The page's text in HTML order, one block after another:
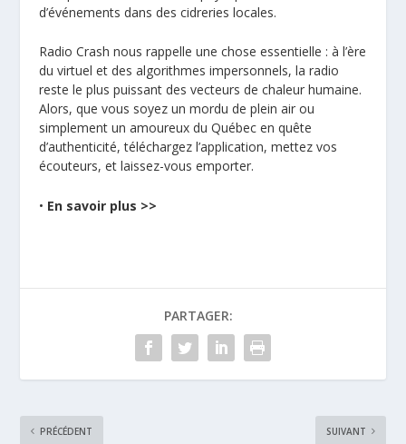
d’événements dans des cidreries locales.
Radio Crash nous rappelle une chose essentielle : à l’ère
du virtuel et des algorithmes impersonnels, la radio
reste le plus puissant des vecteurs de chaleur humaine.
Alors, que vous soyez un mordu de plein air ou
simplement un amoureux du Québec en quête
d’authenticité, téléchargez l’application, mettez vos
écouteurs, et laissez-vous emporter.
• En savoir plus >>
PARTAGER:
PRÉCÉDENT SUIVANT